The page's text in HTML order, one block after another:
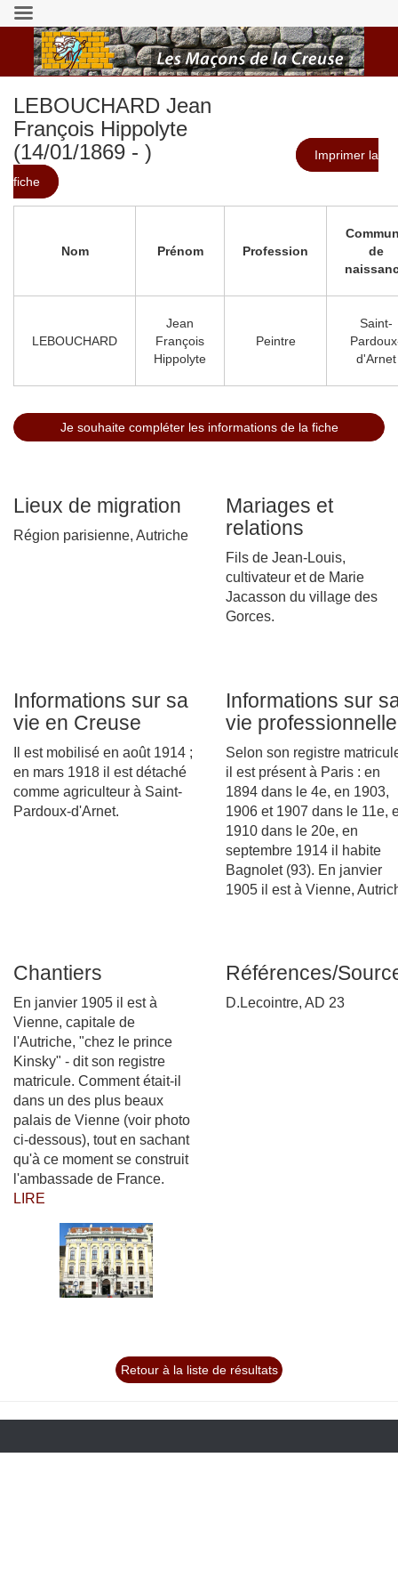
LEBOUCHARD Jean
François Hippolyte
(14/01/1869 - )
Imprimer la
fiche
Nom Prénom Profession
de
LEBOUCHARD
Jean
François
Hippolyte
Peintre
Saint-
d'Arnet
Lieux de migration
Région parisienne, Autriche
Mariages et
relations
Fils de Jean-Louis,
cultivateur et de Marie
Jacasson du village des
Gorces.
Informations sur sa
vie en Creuse
Il est mobilisé en août 1914 ;
en mars 1918 il est détaché
comme agriculteur à Saint-
Pardoux-d'Arnet.
Informations sur
vie professionnelle
Selon son registre
il est présent à Paris : en
1894 dans le 4e, en 1903,
1906 et 1907 dans le 11e,
1910 dans le 20e, en
septembre 1914 il habite
Bagnolet (93). En janvier
1905 il est à Vienne,
Chantiers
En janvier 1905 il est à
Vienne, capitale de
l'Autriche, "chez le prince
Kinsky" - dit son registre
matricule. Comment était-il
dans un des plus beaux
palais de Vienne (voir photo
ci-dessous), tout en sachant
qu'à ce moment se construit
l'ambassade de France.
LIRE
Références/
D.Lecointre, AD 23
Retour à la liste de résultats